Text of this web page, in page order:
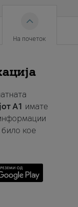
На почеток
A1 имате
кое